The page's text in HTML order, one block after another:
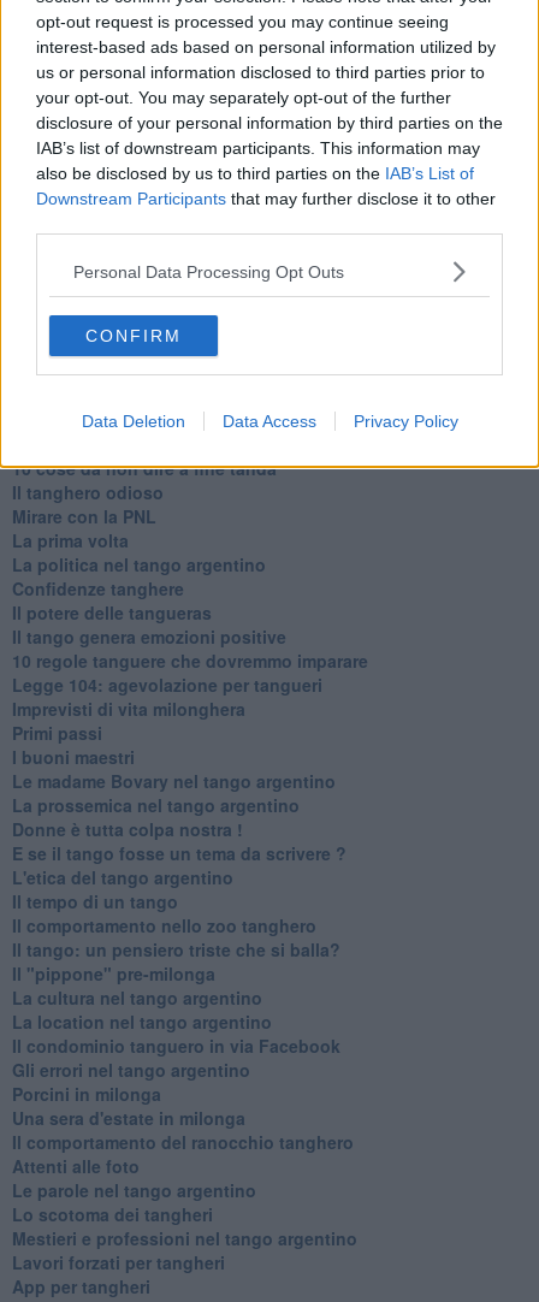
opt-out request is processed you may continue seeing
interest-based ads based on personal information utilized by
us or personal information disclosed to third parties prior to
your opt-out. You may separately opt-out of the further
disclosure of your personal information by third parties on the
IAB’s list of downstream participants. This information may
also be disclosed by us to third parties on the IAB’s List of
Downstream Participants that may further disclose it to other
Personal Data Processing Opt Outs
CONFIRM
Data Deletion Data Access Privacy Policy
Se vuoi leggere le notizie principali della Toscana iscriviti alla
Newsletter QUInews - ToscanaMedia. Arriva gratis tutti i giorni
alle 20:00 direttamente nella tua casella di posta.
Basta cliccareQUI
Ti potrebbe interessare anche:
Articoli dal Blog “Parole milonguere” di Maria Caruso
Diario di una tanghera
Il tanguero che entra in pista
Sedotti e abbandonati nel tango argentino
Il kamasutango
10 cose da non dire a fine tanda
Il tanghero odioso
Mirare con la PNL
La prima volta
La politica nel tango argentino
Confidenze tanghere
Il potere delle tangueras
Il tango genera emozioni positive
10 regole tanguere che dovremmo imparare
Legge 104: agevolazione per tangueri
Imprevisti di vita milonghera
Primi passi
I buoni maestri
Le madame Bovary nel tango argentino
La prossemica nel tango argentino
Donne è tutta colpa nostra !
E se il tango fosse un tema da scrivere ?
L'etica del tango argentino
Il tempo di un tango
Il comportamento nello zoo tanghero
Il tango: un pensiero triste che si balla?
Il "pippone" pre-milonga
La cultura nel tango argentino
La location nel tango argentino
Il condominio tanguero in via Facebook
Gli errori nel tango argentino
Porcini in milonga
Una sera d'estate in milonga
Il comportamento del ranocchio tanghero
Attenti alle foto
Le parole nel tango argentino
Lo scotoma dei tangheri
Mestieri e professioni nel tango argentino
Lavori forzati per tangheri
App per tangheri